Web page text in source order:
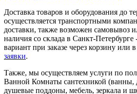
Доставка товаров и оборудования до
осуществляется транспортными
доставки, также возможен самовывоз
наличия со склада в Санкт-
вариант при заказе через корзину или
заявки.
Также, мы осуществляем услуги по
Ванной Комнаты сантехникой
душевые поддоны, мебель, зеркала и